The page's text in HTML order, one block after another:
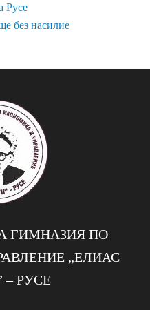
Русе
без насилие
ГИМНАЗИЯ ПО
„EЛИАС
– РУСЕ